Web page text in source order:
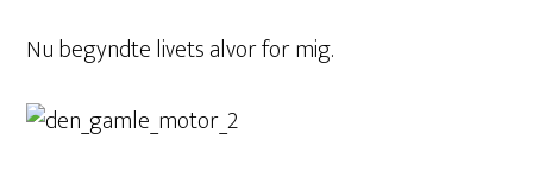
Nu begyndte livets alvor for mig.